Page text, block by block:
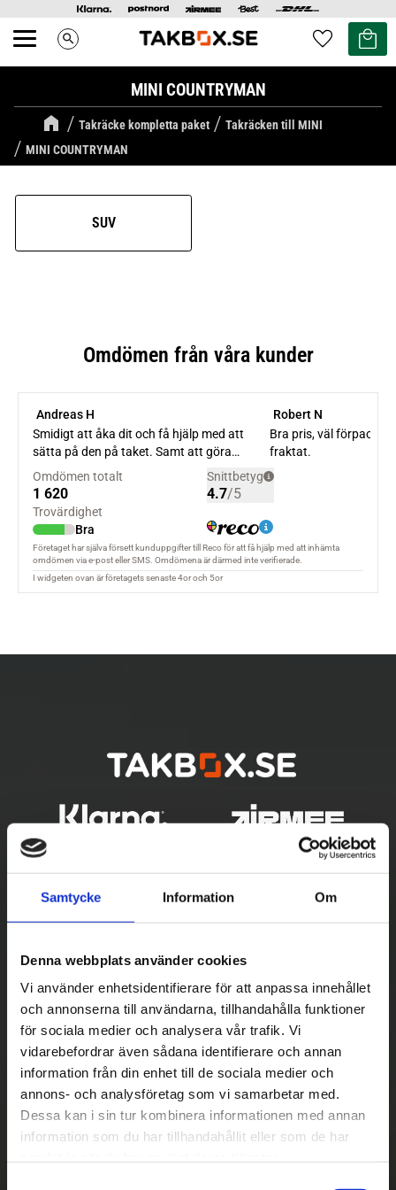
Samtycke Information Om
Denna webbplats använder cookies
Vi använder enhetsidentifierare för att anpassa innehållet
och annonserna till användarna, tillhandahålla funktioner
för sociala medier och analysera vår trafik. Vi
vidarebefordrar även sådana identifierare och annan
information från din enhet till de sociala medier och
annons- och analysföretag som vi samarbetar med.
Dessa kan i sin tur kombinera informationen med annan
information som du har tillhandahållit eller som de har
Meny search Favoriter
Kundvagn
MINI COUNTRYMAN
Takräcke kompletta paket
Takräcken till MINI
MINI COUNTRYMAN
SUV
Betala säkert
|| Välj ||
Snabba leveranser
||
Eller ||
Hämta på lagret med/utan montering